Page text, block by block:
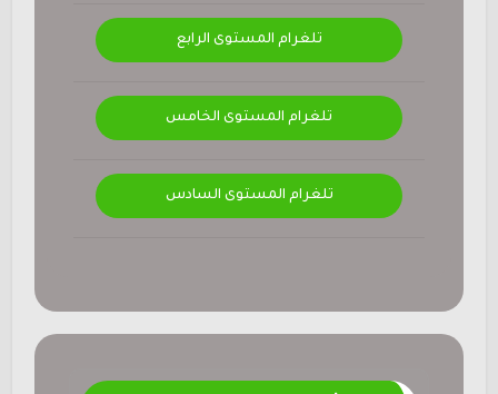
تلغرام المستوى الرابع
تلغرام المستوى الخامس
تلغرام المستوى السادس